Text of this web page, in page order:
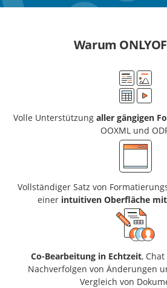
Warum
Volle Unterstützung aller gängigen
OOXML und
Vollständiger Satz von
einer intuitiven Oberfläche
Co-Bearbeitung in Echtzeit,
Nachverfolgen von Änderungen
Vergleich von